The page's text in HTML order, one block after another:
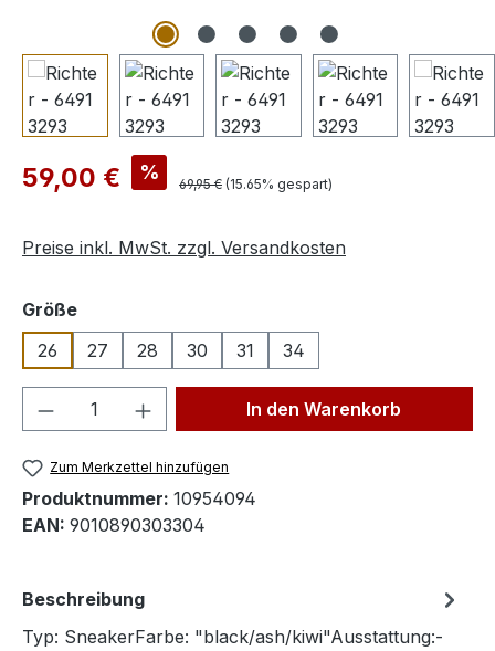
Verkaufspreis:
59,00 € % Regulärer Preis:
69,95 € (15.65% gespart)
Preise inkl. MwSt. zzgl. Versandkosten
Größeauswählen
26
27 28 30 31 34
Produkt Anzahl: Gib denIn den Warenkorb
Zum Merkzettel hinzufügen
Produktnummer: 10954094
EAN: 9010890303304
Beschreibung
Typ: SneakerFarbe: "black/ash/kiwi"Ausstattung:-